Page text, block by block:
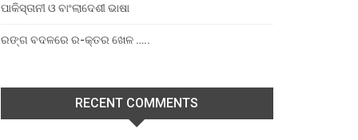
ପାକିସ୍ତାନୀ ଓ ବାଂଲାଦେଶୀ ଭାଷା
ରଙ୍ଗ ବଦଳରେ ର-କ୍ତର ଖେଳ …..
RECENT COMMENTS